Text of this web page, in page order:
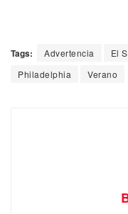
Tags: Advertencia El
Philadelphia
Verano